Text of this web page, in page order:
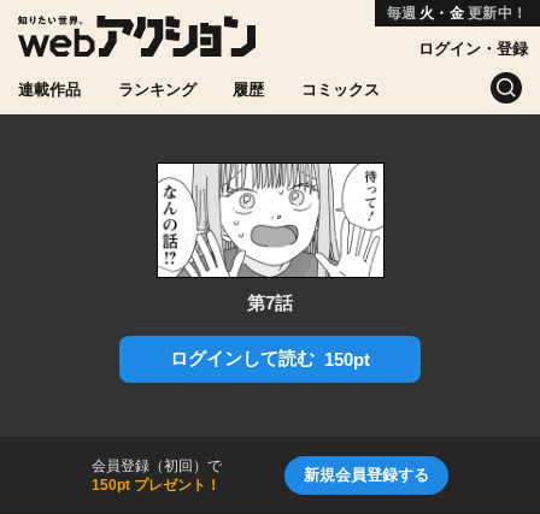
毎週 火・金 更新中！
連載作品 ランキング 履歴 コミックス
ログイン・登録
第7話
ログインして読む 150pt
会員登録（初回）で
150pt プレゼント！
新規会員登録する